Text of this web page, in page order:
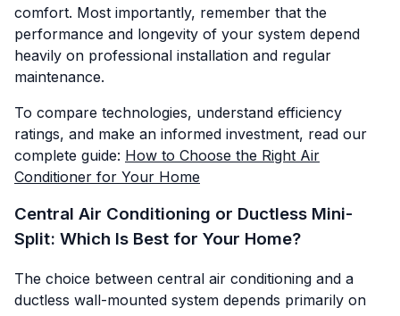
comfort. Most importantly, remember that the
performance and longevity of your system depend
heavily on professional installation and regular
maintenance.
To compare technologies, understand efficiency
ratings, and make an informed investment, read our
complete guide: How to Choose the Right Air
Conditioner for Your Home
Central Air Conditioning or Ductless Mini-
Split: Which Is Best for Your Home?
The choice between central air conditioning and a
ductless wall-mounted system depends primarily on